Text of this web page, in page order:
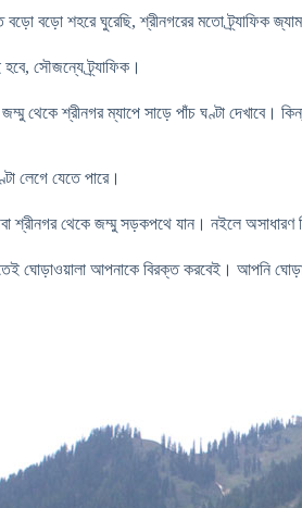
বড়ো বড়ো শহরে ঘুরেছি, শ্রীনগরের মতো ট্র্যাফিক
সৌজন্যে ট্র্যাফিক।
থেকে শ্রীনগর ম্যাপে সাড়ে পাঁচ ঘণ্টা দেখাবে।
লেগে যেতে পারে।
থেকে জম্মু সড়কপথে যান। নইলে অসাধারণ
ঘোড়াওয়ালা আপনাকে বিরক্ত করবেই। আপনি